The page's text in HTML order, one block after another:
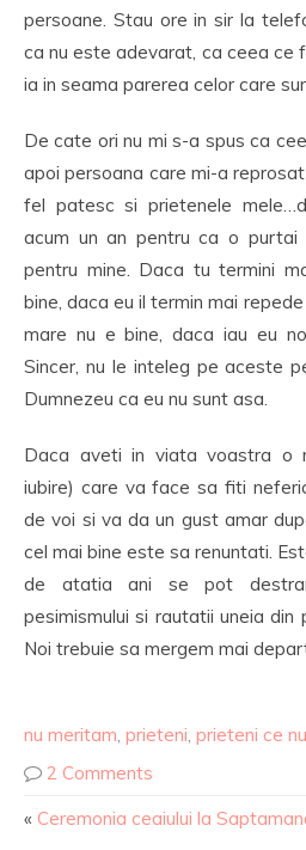
persoane. Stau ore in sir la
ca nu este adevarat, ca ceea ce
ia in seama parerea celor care
De cate ori nu mi s-a spus ca
apoi persoana care mi-a
fel patesc si prietenele
acum un an pentru ca o
pentru mine. Daca tu termini
bine, daca eu il termin mai
mare nu e bine, daca iau eu
Sincer, nu le inteleg pe aceste
Dumnezeu ca eu nu sunt asa.
Daca aveti in viata voastra o
iubire) care va face sa fiti
de voi si va da un gust amar
cel mai bine este sa renuntati.
de atatia ani se pot
pesimismului si rautatii uneia
Noi trebuie sa mergem mai
nu meritam, prieteni, prieteni ce
2 Comments
« Ceremonia ceaiului la